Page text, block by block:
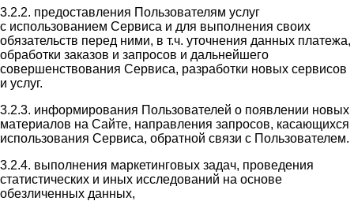
3.2.2. предоставления Пользователям услуг
с использованием Сервиса и для выполнения своих
обязательств перед ними, в т.ч. уточнения данных платежа,
обработки заказов и запросов и дальнейшего
совершенствования Сервиса, разработки новых сервисов
и услуг.
3.2.3. информирования Пользователей о появлении новых
материалов на Сайте, направления запросов, касающихся
использования Сервиса, обратной связи с Пользователем.
3.2.4. выполнения маркетинговых задач, проведения
статистических и иных исследований на основе
обезличенных данных,